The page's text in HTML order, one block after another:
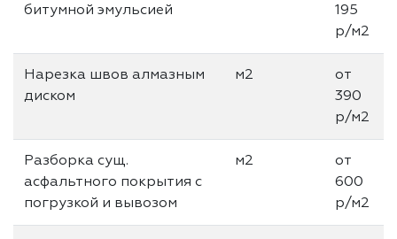
битумной эмульсией
195
р/м2
Нарезка швов алмазным
диском
м2
от
390
р/м2
Разборка сущ.
асфальтного покрытия с
погрузкой и вывозом
м2
от
600
р/м2